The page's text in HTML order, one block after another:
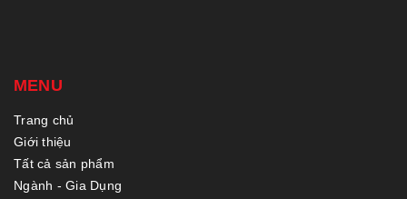
MENU
Trang chủ
Giới thiệu
Tất cả sản phẩm
Ngành - Gia Dụng